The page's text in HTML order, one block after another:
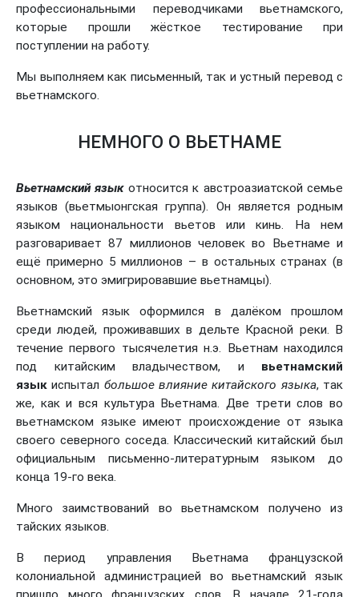
профессиональными переводчиками вьетнамского,
которые прошли жёсткое тестирование при
поступлении на работу.
Мы выполняем как письменный, так и устный перевод с
вьетнамского.
НЕМНОГО О ВЬЕТНАМЕ
Вьетнамский языкотносится к австроазиатской семье
языков (вьетмыонгская группа). Он является родным
языком национальности вьетов или кинь. На нем
разговаривает 87 миллионов человек во Вьетнаме и
ещё примерно 5 миллионов – в остальных странах (в
основном, это эмигрировавшие вьетнамцы).
Вьетнамский язык оформился в далёком прошлом
среди людей, проживавших в дельте Красной реки. В
течение первого тысячелетия н.э. Вьетнам находился
под китайским владычеством, и вьетнамский
язык испытал большое влияние китайского языка, так
же, как и вся культура Вьетнама. Две трети слов во
вьетнамском языке имеют происхождение от языка
своего северного соседа. Классический китайский был
официальным письменно-литературным языком до
конца 19-го века.
Много заимствований во вьетнамском получено из
тайских языков.
В период управления Вьетнама французской
колониальной администрацией во вьетнамский язык